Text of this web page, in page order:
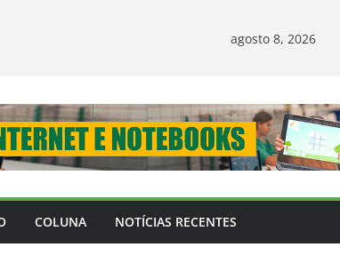
agosto 8, 2026
COLUNA NOTÍCIAS RECENTES